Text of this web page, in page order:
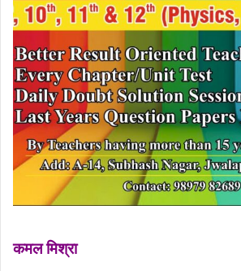
कमल मिश्रा